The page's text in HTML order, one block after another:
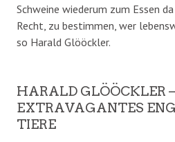
Schweine wiederum zum Essen
Recht, zu bestimmen, wer
so Harald Glööckler.
HARALD GLÖÖCKLER –
EXTRAVAGANTES
TIERE